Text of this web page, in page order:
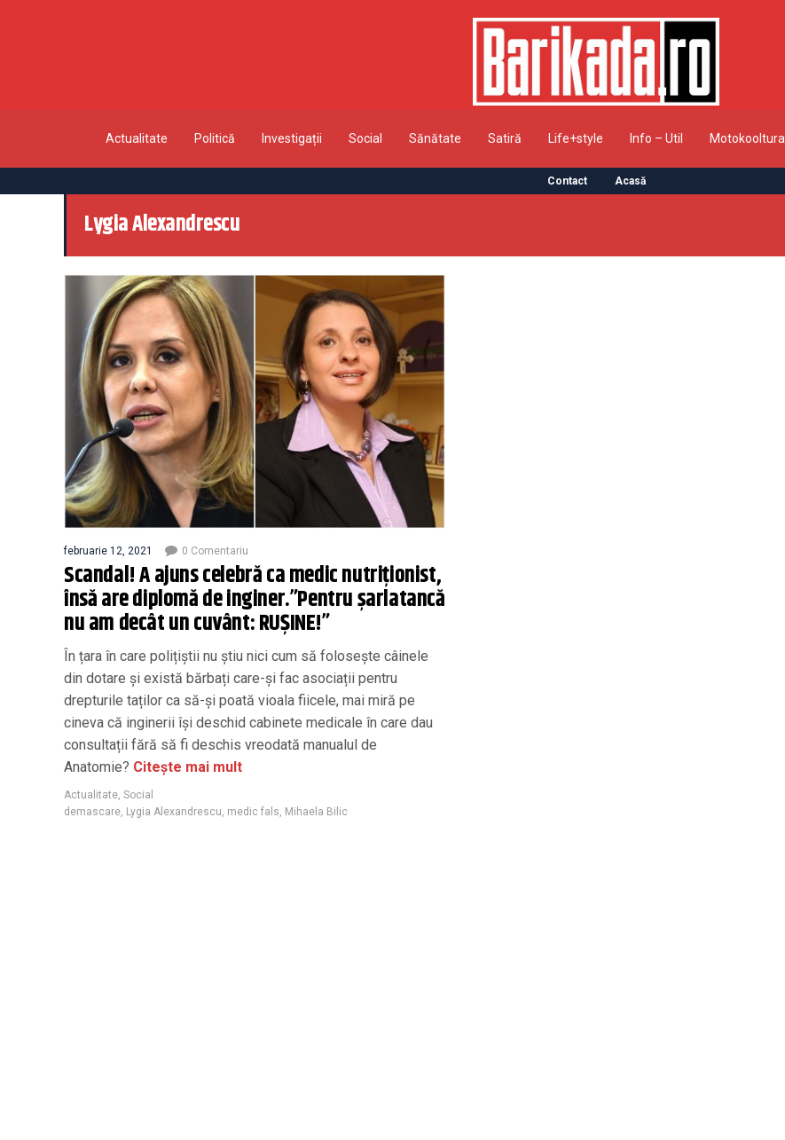
Actualitate Politică Investigații Social Sănătate Satiră Life+style Info – Util Motokooltura
Contact Acasă
Lygia Alexandrescu
februarie 12, 2021 0 Comentariu
Scandal! A ajuns celebră ca medic nutriţionist,
însă are diplomă de inginer.”Pentru șarlatancă
nu am decât un cuvânt: RUȘINE!”
În țara în care polițiștii nu știu nici cum să folosește câinele
din dotare și există bărbați care-și fac asociații pentru
drepturile taților ca să-și poată vioala fiicele, mai miră pe
cineva că inginerii își deschid cabinete medicale în care dau
consultații fără să fi deschis vreodată manualul de
Anatomie? Citește mai mult
Actualitate Social
demascare Lygia Alexandrescu medic fals Mihaela Bilic